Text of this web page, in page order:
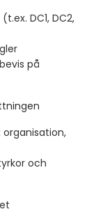
DC1, DC2,
på
organisation,
och